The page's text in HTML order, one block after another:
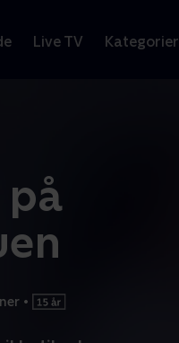
Live TV Kategorier
•